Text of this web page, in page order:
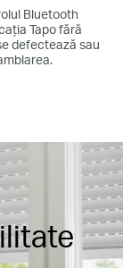
Bluetooth
Tapo fără
defectează sau